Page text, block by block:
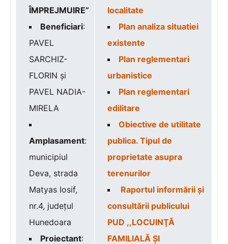
ÎMPREJMUIRE”
Beneficiari:
PAVEL
SARCHIZ-
FLORIN și
PAVEL NADIA-
MIRELA
Amplasament:
municipiul
Deva, strada
Matyas Iosif,
nr.4, judeţul
Hunedoara
Proiectant:
localitate
Plan analiza situatiei
existente
Plan reglementari
urbanistice
Plan reglementari
edilitare
Obiective de utilitate
publica. Tipul de
proprietate asupra
terenurilor
Raportul informării și
consultării publicului
PUD ,,LOCUINŢĂ
FAMILIALĂ ȘI